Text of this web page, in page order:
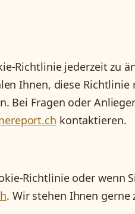
Richtlinie jederzeit zu
Ihnen, diese
Bei Fragen oder
kontaktieren.
Richtlinie oder wenn
. Wir stehen Ihnen gerne